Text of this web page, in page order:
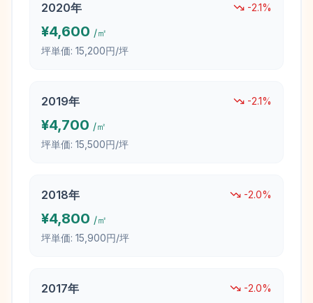
2020年 -2.1%
¥4,600 /㎡
坪単価: 15,200円/坪
2019年 -2.1%
¥4,700 /㎡
坪単価: 15,500円/坪
2018年 -2.0%
¥4,800 /㎡
坪単価: 15,900円/坪
2017年 -2.0%